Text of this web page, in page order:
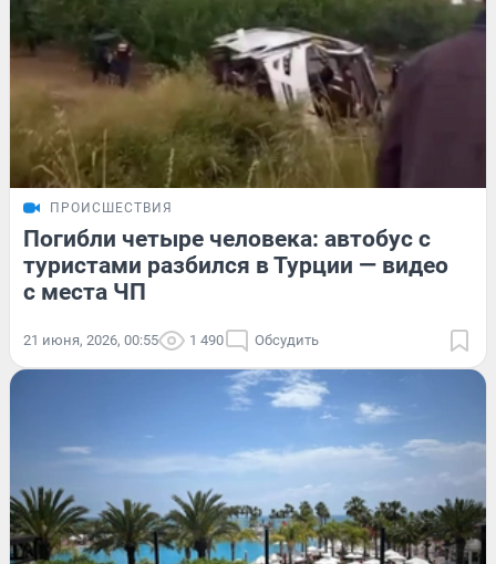
ПРОИСШЕСТВИЯ
Погибли четыре человека: автобус с
туристами разбился в Турции — видео
с места ЧП
21 июня, 2026, 00:55 1 490 Обсудить